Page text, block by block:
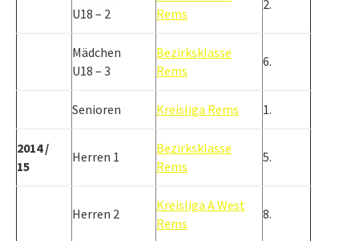
U18 – 2
Rems
2.
Mädchen
U18 – 3
Bezirksklasse
Rems
6.
Senioren Kreisliga Rems 1.
2014 /
15
Herren 1
Bezirksklasse
Rems
5.
Herren 2
Kreisliga A West
Rems
8.